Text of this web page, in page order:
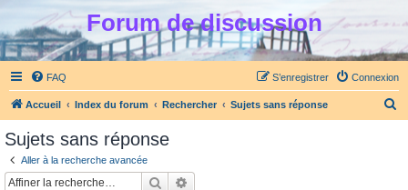
Forum de discussion
FAQ Connexion
S’enregistrer
Accueil Index du forum Rechercher Sujets sans réponse
Sujets sans réponse
Aller à la recherche avancée
Rechercher